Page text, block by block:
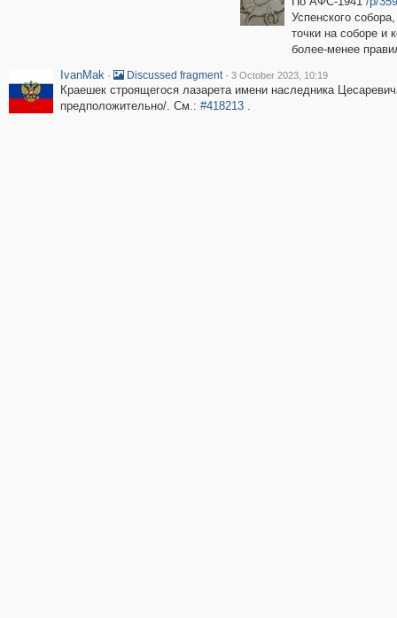
Успенского
точки на соборе и
более-менее
IvanMak · Discussed fragment · 3 October 2023, 10:19
Краешек строящегося лазарета имени наследника
предположительно/. См.: #418213.